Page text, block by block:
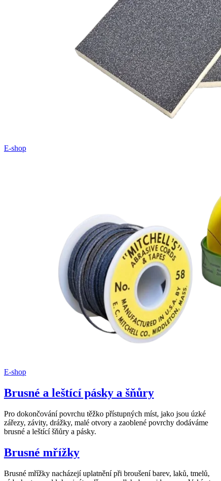
E-shop
E-shop
Brusné a leštící pásky a šňůry
Pro dokončování povrchu těžko přístupných míst, jako jsou úzké
zářezy, závity, drážky, malé otvory a zaoblené povrchy dodáváme
brusné a leštící šňůry a pásky.
Brusné mřížky
Brusné mřížky nacházejí uplatnění při broušení barev, laků, tmelů,